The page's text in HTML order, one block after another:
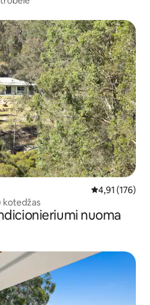
Vidutinis
4,91 (176)
kotedžas
nuoma